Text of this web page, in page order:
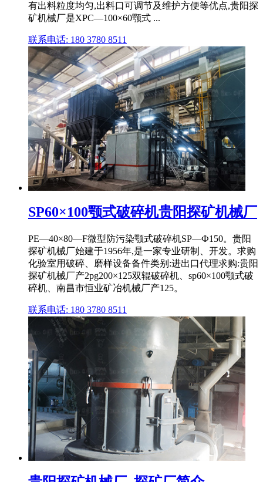
有出料粒度均匀,出料口可调节及维护方便等优点,贵阳探
矿机械厂是XPC—100×60颚式 ...
联系电话: 180 3780 8511
SP60×100颚式破碎机贵阳探矿机械厂
PE—40×80—F微型防污染颚式破碎机SP―Ф150。贵阳
探矿机械厂始建于1956年,是一家专业研制、开发。求购
化验室用破碎、磨样设备备件类别:进出口代理求购:贵阳
探矿机械厂产2pg200×125双辊破碎机、sp60×100颚式破
碎机、南昌市恒业矿冶机械厂产125。
联系电话: 180 3780 8511